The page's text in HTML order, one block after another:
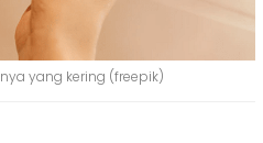
yang kering (freepik)